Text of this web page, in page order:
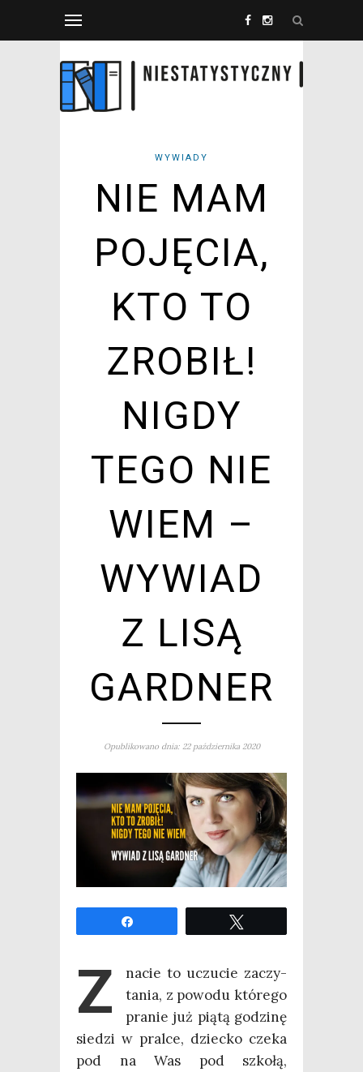
WYWIADY
NIE MAM
POJĘCIA,
KTO TO
ZROBIŁ!
NIGDY
TEGO NIE
WIEM –
WYWIAD
Z LISĄ
GARDNER
Opublikowano dnia: 22 października 2020
Z
na­cie to uczu­cie zaczy­
ta­nia, z powo­du któ­re­go
pra­nie już pią­tą godzi­nę
sie­dzi w pral­ce, dziec­ko cze­ka
pod na Was pod szko­łą,